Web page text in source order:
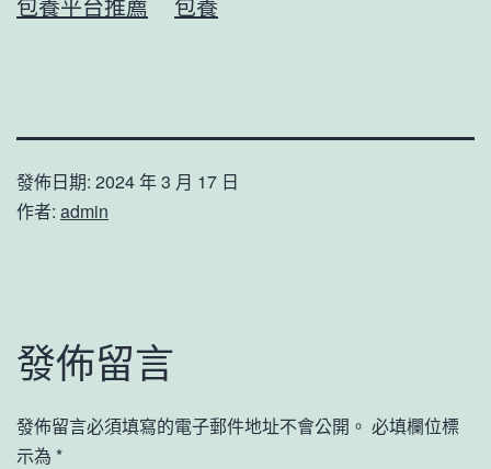
發佈日期: 2024 年 3 月 17 日
作者: admin
發佈留言
發佈留言必須填寫的電子郵件地址不會公開。 必填欄位標
示為 *